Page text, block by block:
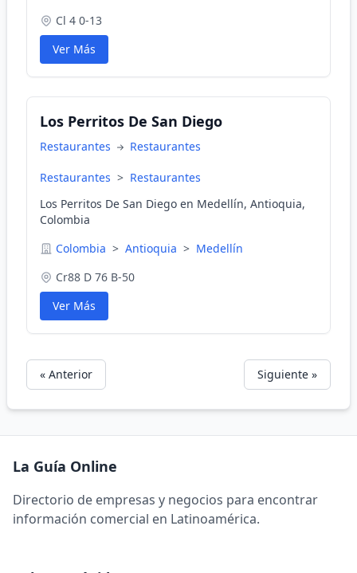
Cl 4 0-13
Ver Más
Los Perritos De San Diego
Restaurantes Restaurantes
Restaurantes > Restaurantes
Los Perritos De San Diego en Medellín, Antioquia,
Colombia
Colombia > Antioquia > Medellín
Cr88 D 76 B-50
Ver Más
« Anterior Siguiente »
La Guía Online
Directorio de empresas y negocios para encontrar
información comercial en Latinoamérica.